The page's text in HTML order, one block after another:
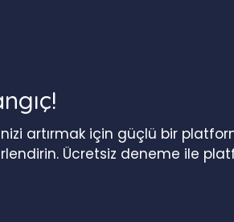
artırmak için güçlü bir
Ücretsiz deneme ile